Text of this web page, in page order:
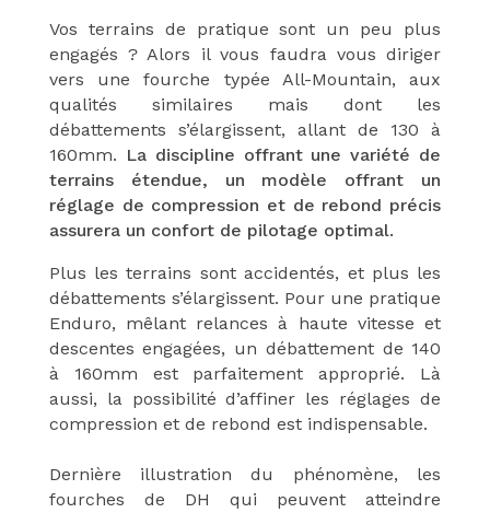
Vos terrains de pratique sont un peu plus
engagés ?Alors il vous faudra vous diriger
vers une fourche typée All-Mountain, aux
qualités similaires mais dont les
débattements s’élargissent, allant de 130 à
160mm. La discipline offrant une variété de
terrains étendue, un modèle offrant un
réglage de compression et de rebond précis
assurera un confort de pilotage optimal.
Plus les terrains sont accidentés, et plus les
débattements s’élargissent. Pour une pratique
Enduro, mêlant relances à haute vitesse et
descentes engagées, un débattement de 140
à 160mm est parfaitement approprié. Là
aussi, la possibilité d’affiner les réglages de
compression et de rebond est indispensable.
Dernière illustration du phénomène, les
fourches de DH qui peuvent atteindre